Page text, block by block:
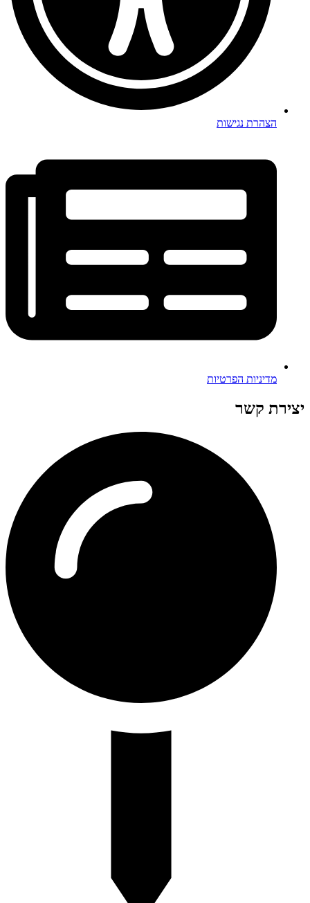
הצהרת נגישות
מדיניות הפרטיות
יצירת קשר